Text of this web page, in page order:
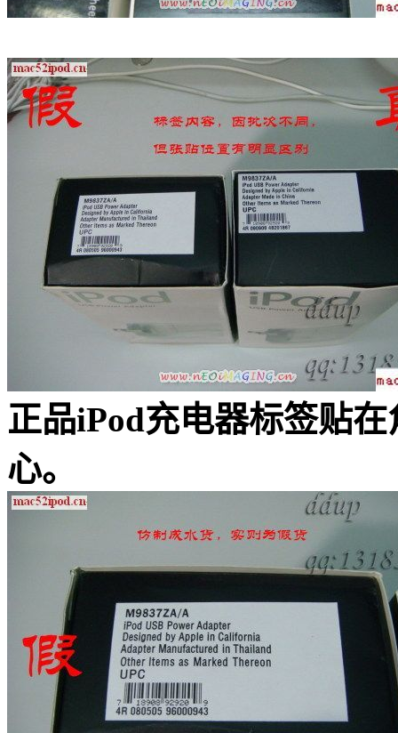
正品iPod充电器标签贴
心。